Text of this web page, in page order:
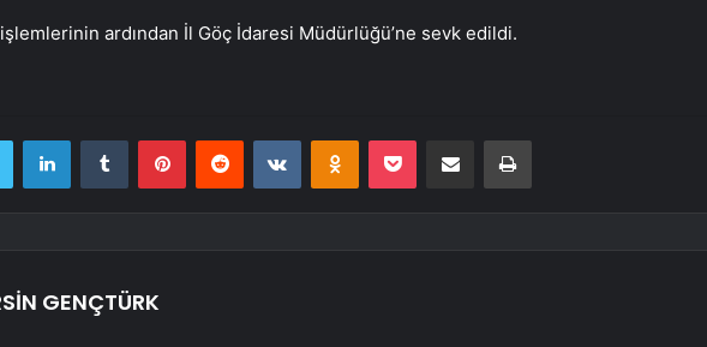
ardından İl Göç İdaresi Müdürlüğü’ne sevk edildi.
Twitter LinkedInTumblr PinterestReddit VKontakteOdnoklassniki
Pocket E-Posta ile paylaş Yazdır
GENÇTÜRK